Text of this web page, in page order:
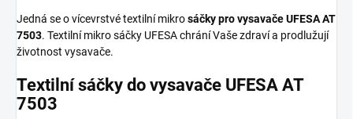
Jedná se o vícevrstvé textilní mikrosáčky pro vysavače UFESA AT
7503. Textilní mikro sáčky UFESA chrání Vaše zdraví a prodlužují
životnost vysavače.
Textilní sáčky do vysavače UFESA AT
7503